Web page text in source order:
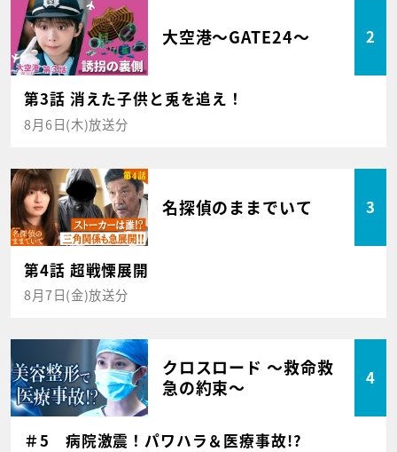
大空港～GATE24～ 2
第3話 消えた子供と兎を追え！
8月6日(木)放送分
名探偵のままでいて 3
第4話 超戦慄展開
8月7日(金)放送分
クロスロード ～救命救
急の約束～
4
＃5 病院激震！パワハラ＆医療事故!?